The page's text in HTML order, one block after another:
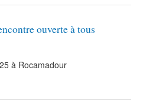
ouverte à tous
à Rocamadour